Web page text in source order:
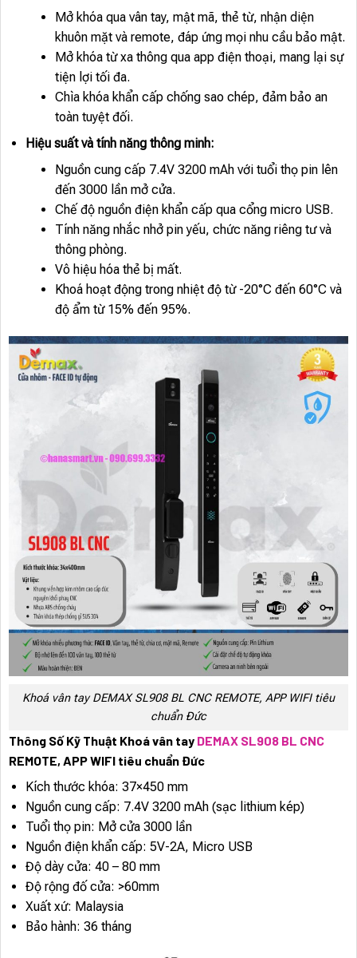
Mở khóa qua vân tay, mật mã, thẻ từ, nhận diện
khuôn mặt và remote, đáp ứng mọi nhu cầu bảo mật.
Mở khóa từ xa thông qua app điện thoại, mang lại sự
tiện lợi tối đa.
Chìa khóa khẩn cấp chống sao chép, đảm bảo an
toàn tuyệt đối.
Hiệu suất và tính năng thông minh:
Nguồn cung cấp 7.4V 3200 mAh với tuổi thọ pin lên
đến 3000 lần mở cửa.
Chế độ nguồn điện khẩn cấp qua cổng micro USB.
Tính năng nhắc nhở pin yếu, chức năng riêng tư và
thông phòng.
Vô hiệu hóa thẻ bị mất.
Khoá hoạt động trong nhiệt độ từ -20°C đến 60°C và
độ ẩm từ 15% đến 95%.
Khoá vân tay DEMAX SL908 BL CNC REMOTE, APP WIFI tiêu
chuẩn Đức
Thông Số Kỹ Thuật Khoá vân tay DEMAX SL908 BL CNC
REMOTE, APP WIFI tiêu chuẩn Đức
Kích thước khóa: 37×450 mm
Nguồn cung cấp: 7.4V 3200 mAh (sạc lithium kép)
Tuổi thọ pin: Mở cửa 3000 lần
Nguồn điện khẩn cấp: 5V-2A, Micro USB
Độ dày cửa: 40 – 80 mm
Độ rộng đố cửa: >60mm
Xuất xứ: Malaysia
Bảo hành: 36 tháng